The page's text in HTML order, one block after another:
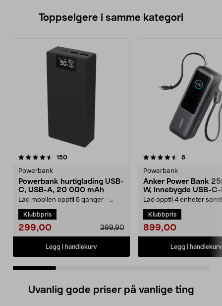
Toppselgere i samme kategori
150anmeldelser
Powerbank
Powerbank hurtiglading USB-
C, USB-A, 20 000 mAh
Lad mobilen opptil 5 ganger –
powerbank – 20...
Klubbpris
299,00 399,90
Legg i handlekurv
4.5 av 5 stjerner 8anmeldelser
Powerbank
Anker Power Bank
W, innebygde USB-
Lad opptil 4 enheter
mAh powerbank m...
Klubbpris
899,00
Legg i handlekurv
3.5 av 5 stjerner
Uvanlig gode priser på vanlige ting